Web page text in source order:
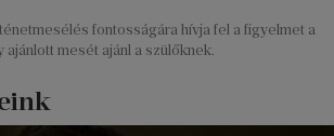
fontosságára hívja fel a figyelmet a
ajánlott mesét ajánl a szülőknek.